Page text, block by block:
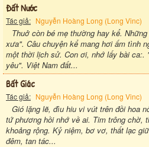
Đất Nước
Tác giả: Nguyễn Hoàng Long (Long Vinc)
Thuở còn bé mẹ thường hay kể.
xưa". Câu chuyện kể mang hơi ấm tình
một thời lịch sử. Con ơi, nhớ lấy bài
yêu". Việt Nam đất...
Bất Giác
Tác giả: Nguyễn Hoàng Long (Long Vinc)
Gió lặng lẽ, đìu hiu vi vút trên đồi hoa
tứ phương hồi nhớ về ai. Tim trông chờ,
khoảng rộng. Kỷ niệm, bơ vơ, thất lạc
đêm, tan tác...